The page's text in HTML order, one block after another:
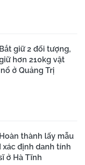
Bắt giữ 2 đối tượng,
hơn 210kg vật
ở Quảng Trị
Hoàn thành lấy mẫu
xác định danh tính
ở Hà Tĩnh